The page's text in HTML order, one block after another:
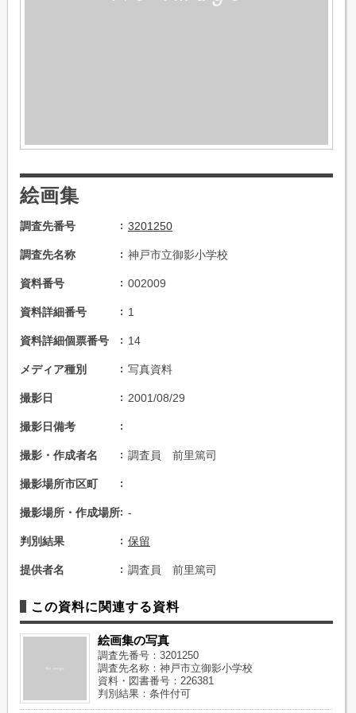
絵画集
調査先番号 3201250
調査先名称 神戸市立御影小学校
資料番号 002009
資料詳細番号 1
資料詳細個票番号 14
メディア種別 写真資料
撮影日 2001/08/29
撮影日備考
撮影・作成者名 調査員 前里篤司
撮影場所市区町
撮影場所・作成場所 -
判別結果 保留
提供者名 調査員 前里篤司
この資料に関連する資料
絵画集の写真
調査先番号：3201250
調査先名称：神戸市立御影小学校
資料・図書番号：226381
判別結果：条件付可